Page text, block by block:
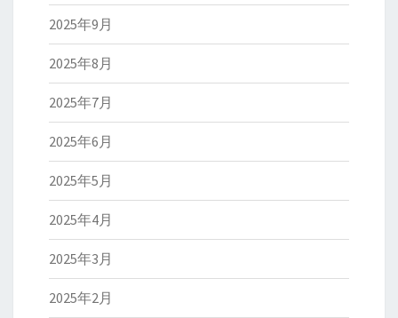
2025年9月
2025年8月
2025年7月
2025年6月
2025年5月
2025年4月
2025年3月
2025年2月